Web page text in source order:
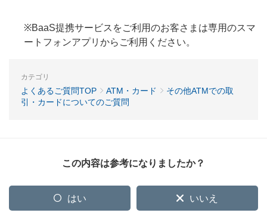
※BaaS提携サービスをご利用のお客さまは専用のスマ
ートフォンアプリからご利用ください。
カテゴリ
よくあるご質問TOP ATM・カード
その他ATMでの取
引・カードについてのご質問
この内容は参考になりましたか？
はい いいえ